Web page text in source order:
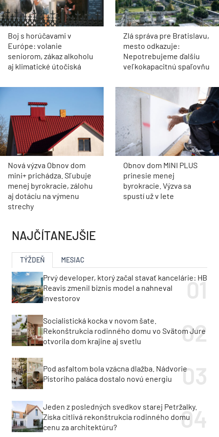
Boj s horúčavami v
Európe: volanie
seniorom, zákaz alkoholu
aj klimatické útočiská
Zlá správa pre Bratislavu,
mesto odkazuje:
Nepotrebujeme ďalšiu
veľkokapacitnú spaľovňu
Nová výzva Obnov dom
mini+ prichádza. Sľubuje
menej byrokracie, zálohu
aj dotáciu na výmenu
strechy
Obnov dom MINI PLUS
prinesie menej
byrokracie. Výzva sa
spustí už v lete
NAJČÍTANEJŠIE
TÝŽDEŇ MESIAC
Prvý developer, ktorý začal stavať kancelárie: HB
Reavis zmenil biznis model a nahneval
investorov
Socialistická kocka v novom šate.
Rekonštrukcia rodinného domu vo Svätom Jure
otvorila dom krajine aj svetlu
Pod asfaltom bola vzácna dlažba. Nádvorie
Pistoriho paláca dostalo novú energiu
Jeden z posledných svedkov starej Petržalky.
Získa citlivá rekonštrukcia rodinného domu
cenu za architektúru?